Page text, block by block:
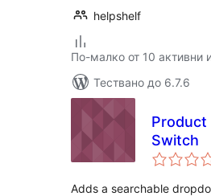
helpshelf
По-малко от 10 активни
Тествано до 6.7.6
Product
Switch
Adds a searchable